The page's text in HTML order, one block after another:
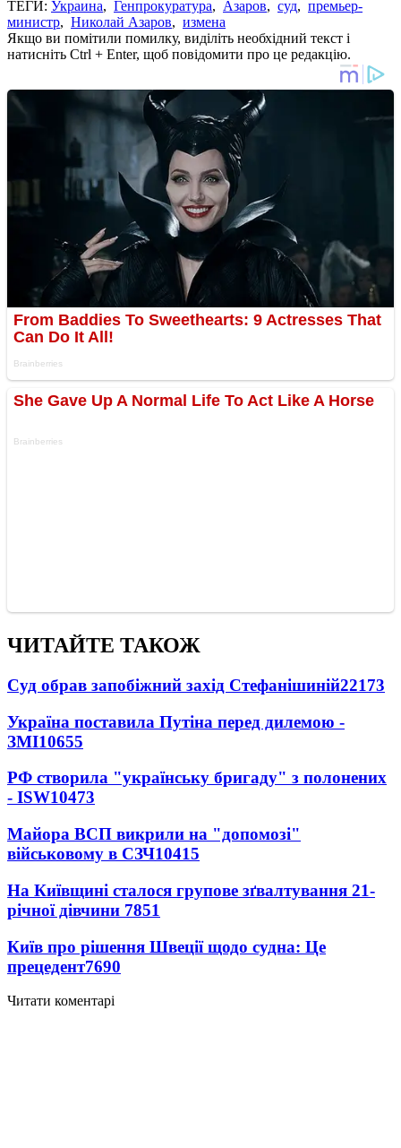
ТЕГИ: Украина, Генпрокуратура, Азаров, суд, премьер-
министр, Николай Азаров, измена
Якщо ви помітили помилку, виділіть необхідний текст і
натисніть Ctrl + Enter, щоб повідомити про це редакцію.
ЧИТАЙТЕ ТАКОЖ
Суд обрав запобіжний захід Стефанішиній22173
Україна поставила Путіна перед дилемою -
ЗМІ10655
РФ створила "українську бригаду" з полонених
- ISW10473
Майора ВСП викрили на "допомозі"
військовому в СЗЧ10415
На Київщині сталося групове зґвалтування 21-
річної дівчини 7851
Київ про рішення Швеції щодо судна: Це
прецедент7690
Читати коментарі